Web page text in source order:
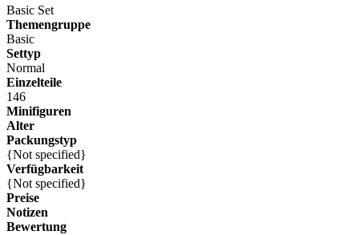
Basic Set
Themengruppe
Basic
Settyp
Normal
Einzelteile
146
Minifiguren
Alter
Packungstyp
{Not specified}
Verfügbarkeit
{Not specified}
Preise
Notizen
Bewertung